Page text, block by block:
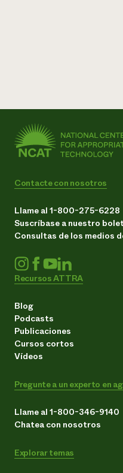
Contacte con nosotros
Llame al 1-800-275-6228
Suscríbase a nuestro
Consultas de los medios
Recursos ATTRA
Blog
Podcasts
Publicaciones
Cursos cortos
Vídeos
Pregunte a un experto en
Llame al 1-800-346-9140
Chatea con nosotros
Explorar temas